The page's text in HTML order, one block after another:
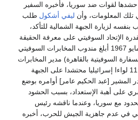
لقوات ضد سوريا، فأخبره السفير
تلك المعلومات، وأن ليفي أشكول طلب
لزيارة الجبهة الشمالية للتأكد،
الإتحاد السوفيتي على معرفة الحقيقة
بوسائله الخاصة، في 13 مايو 1967 أبلغ مندوب المخابرات السوفيتي
السوفيتية بالقاهرة) مدير المخابرات
العامة المصرية بأنه يوجد 11 لواءا إسرائيليا محتشدا على الجبهة
14 مايو أصدر المشير [عبد الحكيم عامر] أوامره بوضع
على أهبة الإستعداد، بسبب الحشود
مع سوريا، وعندما ناقشه رئيس
في عدم جاهزية الجيش للحرب، أخبره